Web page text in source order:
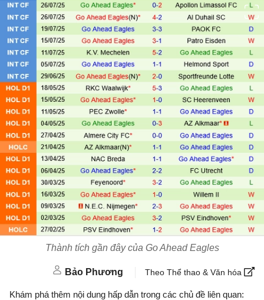
Thành tích gần đây của Go Ahead Eagles
Bảo Phương Theo Thể thao & Văn hóa
Khám phá thêm nội dung hấp dẫn trong các chủ đề liên quan: